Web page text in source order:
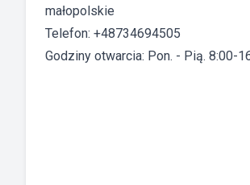
małopolskie
Telefon: +48734694505
Godziny otwarcia: Pon. - Pią. 8:00-